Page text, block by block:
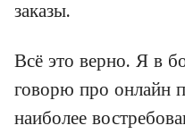
заказы.
Всё это верно. Я в
говорю про онлайн
наиболее